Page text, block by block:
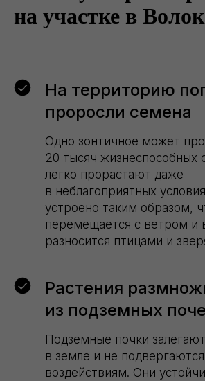
на участке в
На территорию
проросли семена
Одно зонтичное может
20 тысяч жизнеспособных
легко прорастают даже
в неблагоприятных
устроено таким образом,
перемещается с ветром и
разносится птицами и
Растения
из подземных
Подземные почки
в земле и не
воздействиям. Они